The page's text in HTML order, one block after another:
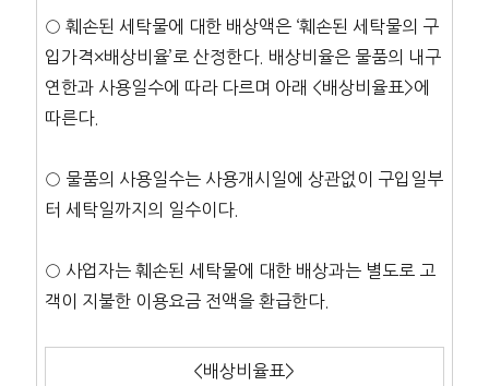
○ 훼손된 세탁물에 대한 배상액은 ‘훼손된 세탁물의 구
입가격×배상비율’로 산정한다. 배상비율은 물품의 내구
연한과 사용일수에 따라 다르며 아래 <배상비율표>에
따른다.
○ 물품의 사용일수는 사용개시일에 상관없이 구입일부
터 세탁일까지의 일수이다.
○ 사업자는 훼손된 세탁물에 대한 배상과는 별도로 고
객이 지불한 이용요금 전액을 환급한다.
<배상비율표>